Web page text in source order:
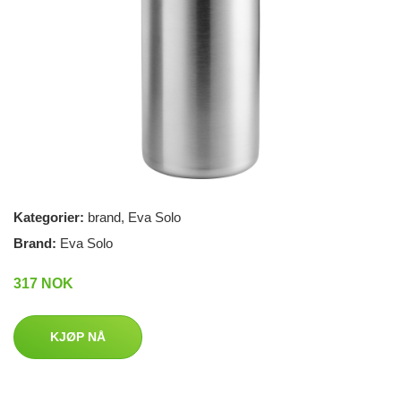
Kategorier: brand, Eva Solo
Brand: Eva Solo
317 NOK
KJØP NÅ